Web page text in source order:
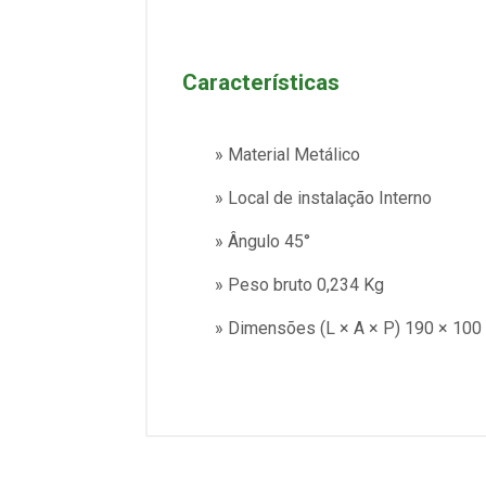
Características
» Material Metálico
» Local de instalação Interno
» Ângulo 45°
» Peso bruto 0,234 Kg
» Dimensões (L × A × P) 190 × 100